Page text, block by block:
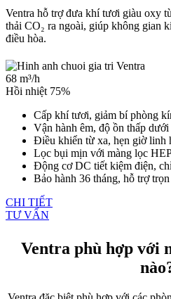
Ventra hỗ trợ đưa khí tươi giàu oxy
thải CO₂ ra ngoài, giúp không gian
điều hòa.
68 m³/h
Hồi nhiệt 75%
Cấp khí tươi, giảm bí phòng
Vận hành êm, độ ồn thấp
Điều khiển từ xa, hẹn giờ linh
Lọc bụi mịn với màng lọc
Động cơ DC tiết kiệm điện,
Bảo hành 36 tháng, hỗ trợ
CHI TIẾT
TƯ VẤN
Ventra phù hợp với